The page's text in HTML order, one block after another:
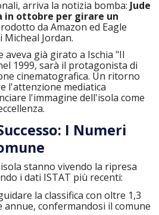
arriva la notizia bomba: Jude
in ottobre per girare un
da Amazon ed Eagle
Micheal Jordan.
già girato a Ischia "Il
1999, sarà il protagonista di
cinematografica. Un ritorno
l'attenzione mediatica
l'immagine dell'isola come
I Numeri
stanno vivendo la ripresa
i dati ISTAT più recenti:
la classifica con oltre 1,3
annue, confermandosi il comune